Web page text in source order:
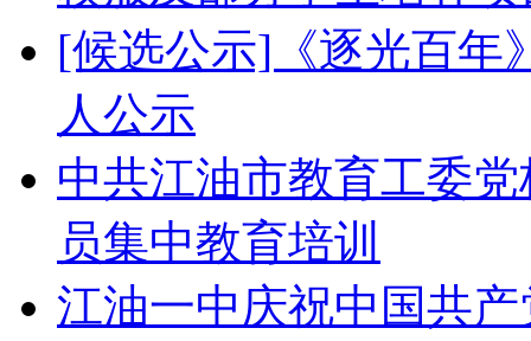
[候选公示]《逐光百年
人公示
中共江油市教育工委
员集中教育培训
江油一中庆祝中国共